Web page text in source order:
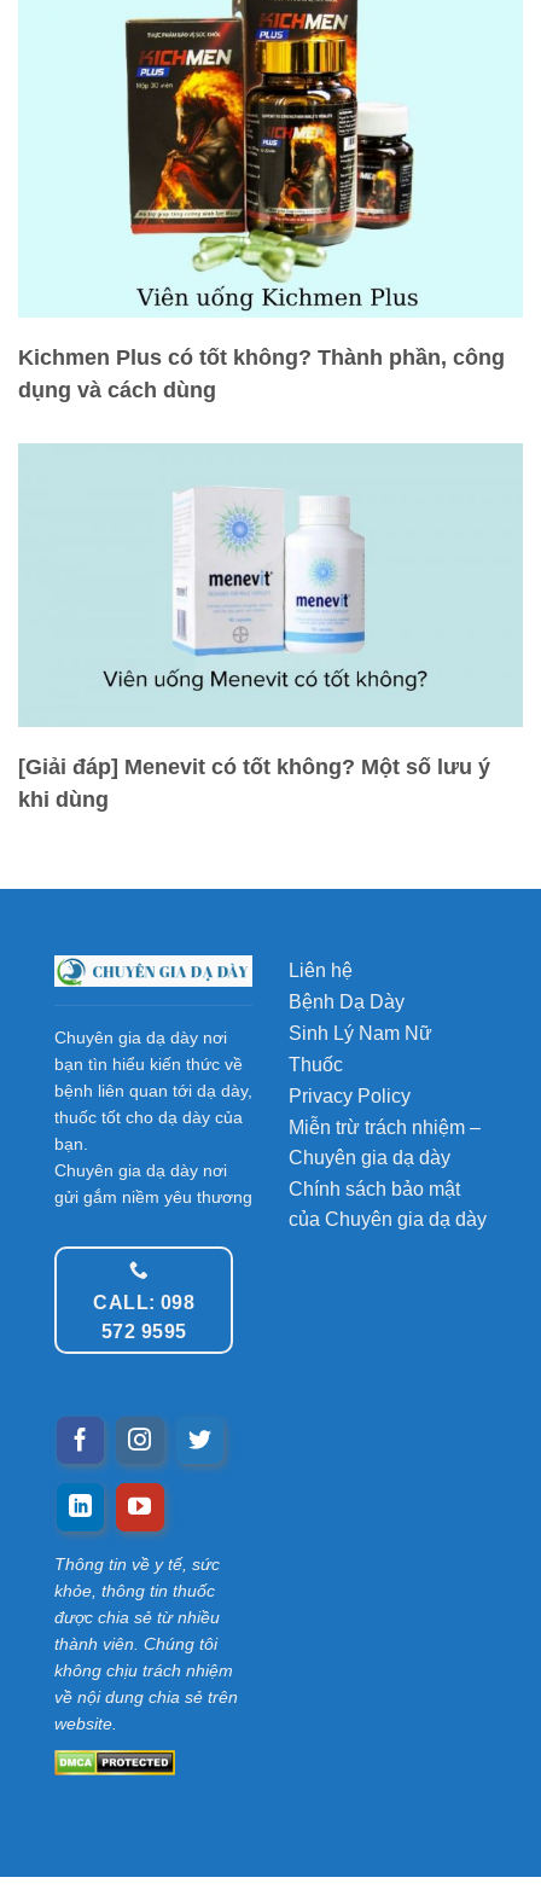
Kichmen Plus có tốt không? Thành phần, công
dụng và cách dùng
[Giải đáp] Menevit có tốt không? Một số lưu ý
khi dùng
Chuyên gia dạ dày nơi
bạn tìn hiểu kiến thức về
bệnh liên quan tới dạ dày,
thuốc tốt cho dạ dày của
bạn.
Chuyên gia dạ dày nơi
gửi gắm niềm yêu thương
CALL: 098
572 9595
Liên hệ
Bệnh Dạ Dày
Sinh Lý Nam Nữ
Thuốc
Privacy Policy
Miễn trừ trách nhiệm –
Chuyên gia dạ dày
Chính sách bảo mật
của Chuyên gia dạ dày
Thông tin về y tế, sức
khỏe, thông tin thuốc
được chia sẻ từ nhiều
thành viên. Chúng tôi
không chịu trách nhiệm
về nội dung chia sẻ trên
website.